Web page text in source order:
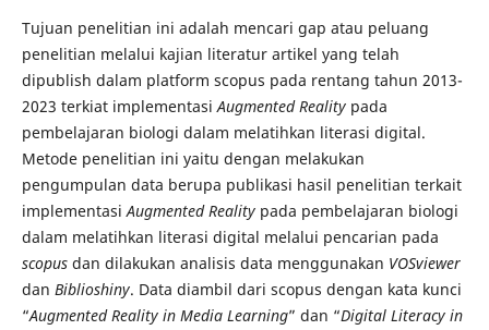
Tujuan penelitian ini adalah mencari gap atau peluang
penelitian melalui kajian literatur artikel yang telah
dipublish dalam platform scopus pada rentang tahun 2013-
2023 terkiat implementasiAugmented Realitypada
pembelajaran biologi dalam melatihkan literasi digital.
Metode penelitian ini yaitu dengan melakukan
pengumpulan data berupa publikasi hasil penelitian terkait
implementasiAugmented Realitypada pembelajaran biologi
dalam melatihkan literasi digital melalui pencarian pada
scopusdan dilakukan analisis data menggunakan VOSviewer
dan Biblioshiny. Data diambil dari scopus dengan kata kunci
“Augmented Reality in Media Learning” dan “Digital Literacy in